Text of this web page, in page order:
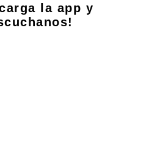
la app y